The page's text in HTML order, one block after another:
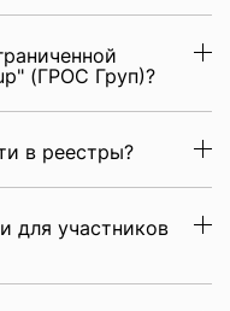
(ГРОС Груп)?
в реестры?
для участников